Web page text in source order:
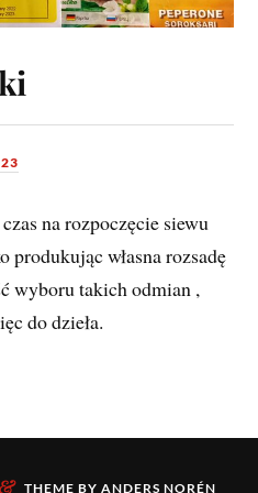
na rozpoczęcie siewu
produkując własna rozsadę
wyboru takich odmian ,
do dzieła.
THEME BY ANDERS NORÉN